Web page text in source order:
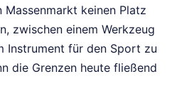
keinen Platz
zwischen einem Werkzeug
Instrument für den Sport zu
die Grenzen heute fließend